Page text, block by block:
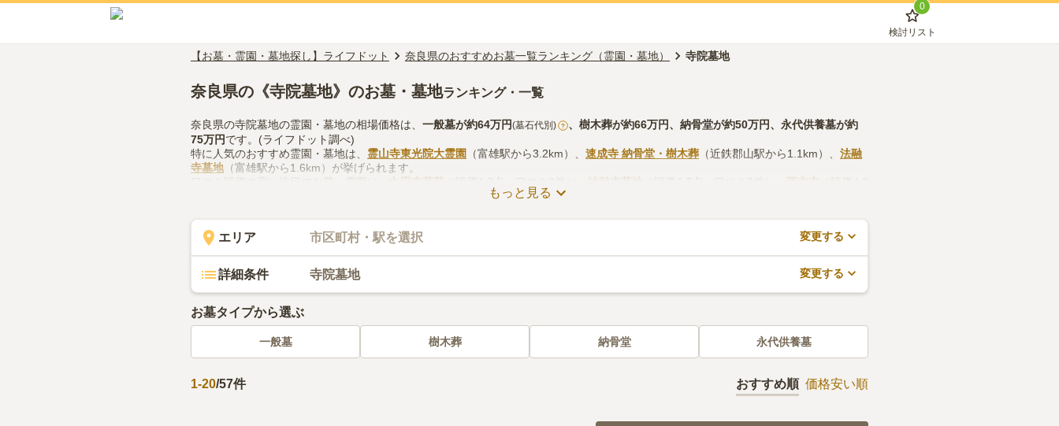
0
検討リスト
【お墓・霊園・墓地探し】ライフドット 奈良県のおすすめお墓一覧ランキング（霊園・墓地） 寺院墓地
奈良県の《寺院墓地》のお墓・墓地ランキング・一覧
奈良県の寺院墓地の霊園・墓地の相場価格は、 一般墓が約64万円(墓石代別) ? 、 樹木葬が約66万円、 納骨堂が約50万円、 永代供養墓が約
75万円です。(ライフドット調べ)
特に人気のおすすめ霊園・墓地は、 霊山寺東光院大霊園 （富雄駅から3.2km）、 速成寺 納骨堂・樹木葬 （近鉄郡山駅から1.1km）、 法融
寺墓地 （富雄駅から1.6km）が挙げられます。
九田寺墓苑 法融寺墓地 西方寺
体制、近隣での供花やお線香の入手方法などを考慮して選ぶとよいでしょう。資料請求や見学予約が無料でできますので、活用してみて
ください。
もっと見る
エリア 市区町村・駅を選択 変更する
詳細条件 寺院墓地 変更する
お墓タイプから選ぶ
一般墓 樹木葬 納骨堂 永代供養墓
1-20/57件 おすすめ順 価格安い順